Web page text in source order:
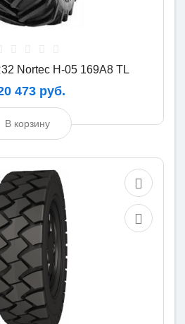
Nortec H-05 169A8 TL
473 руб.
В корзину